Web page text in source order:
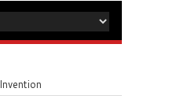
Invention